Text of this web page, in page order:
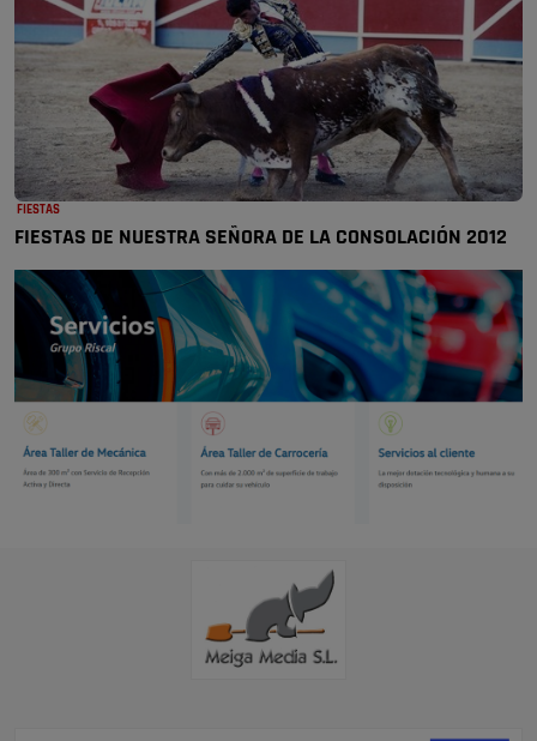
FIESTAS
FIESTAS DE NUESTRA SEÑORA DE LA CONSOLACIÓN 2012